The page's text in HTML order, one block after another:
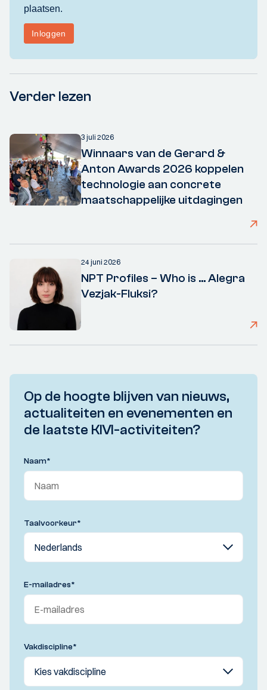
Verder lezen
3 juli 2026
Winnaars van de Gerard &
Anton Awards 2026 koppelen
technologie aan concrete
maatschappelijke uitdagingen
24 juni 2026
NPT Profiles – Who is ... Alegra
Vezjak-Fluksi?
Op de hoogte blijven van nieuws,
actualiteiten en evenementen en
de laatste KIVI-activiteiten?
Naam*
Taalvoorkeur*
E-mailadres*
Vakdiscipline*